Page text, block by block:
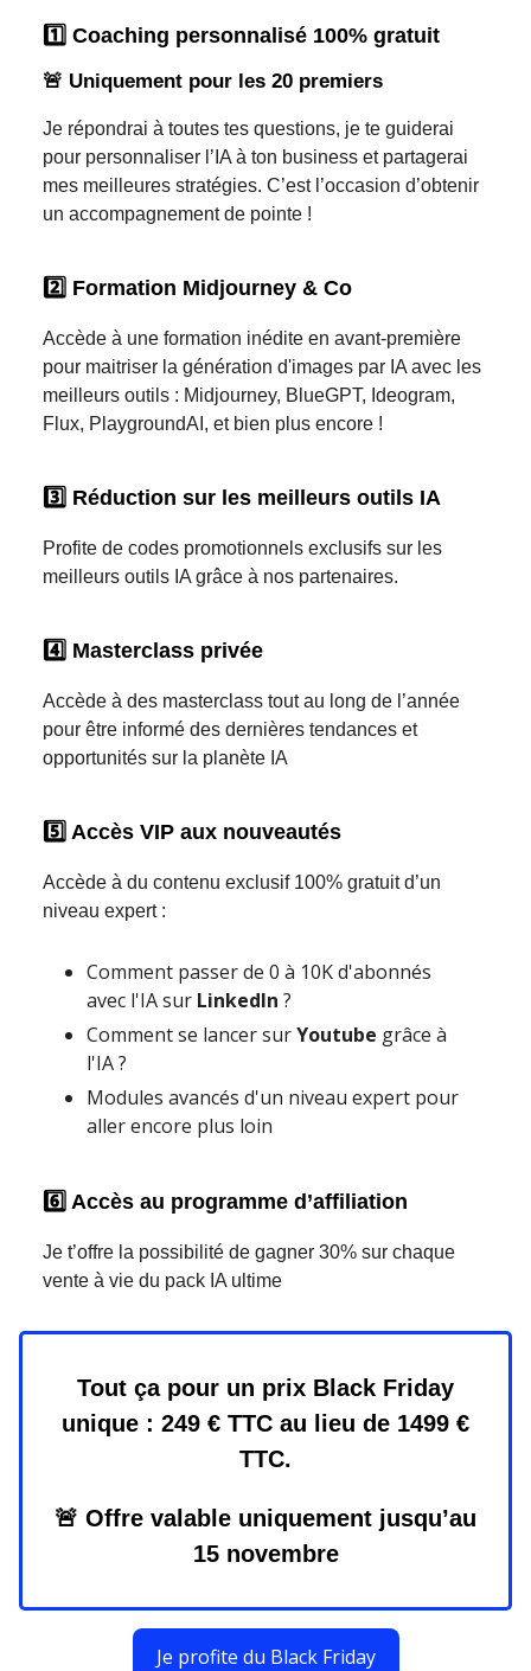
1️⃣ Coaching personnalisé 100% gratuit
🚨 Uniquement pour les 20 premiers
Je répondrai à toutes tes questions, je te guiderai
pour personnaliser l’IA à ton business et partagerai
mes meilleures stratégies. C’est l’occasion d’obtenir
un accompagnement de pointe !
2️⃣ Formation Midjourney & Co
Accède à une formation inédite en avant-première
pour maitriser la génération d'images par IA avec les
meilleurs outils : Midjourney, BlueGPT, Ideogram,
Flux, PlaygroundAI, et bien plus encore !
3️⃣ Réduction sur les meilleurs outils IA
Profite de codes promotionnels exclusifs sur les
meilleurs outils IA grâce à nos partenaires.
4️⃣ Masterclass privée
Accède à des masterclass tout au long de l’année
pour être informé des dernières tendances et
opportunités sur la planète IA
5️⃣ Accès VIP aux nouveautés
Accède à du contenu exclusif 100% gratuit d’un
niveau expert :
Comment passer de 0 à 10K d'abonnés
avec l'IA sur LinkedIn ?
Comment se lancer surYoutube grâce à
l'IA ?
Modules avancés d'un niveau expert pour
aller encore plus loin
6️⃣ Accès au programme d’affiliation
Je t’offre la possibilité de gagner 30% sur chaque
vente à vie du pack IA ultime
Tout ça pour un prix Black Friday
unique : 249 € TTC au lieu de 1499 €
TTC.
🚨 Offre valable uniquement jusqu’au
15 novembre
Je profite du Black Friday